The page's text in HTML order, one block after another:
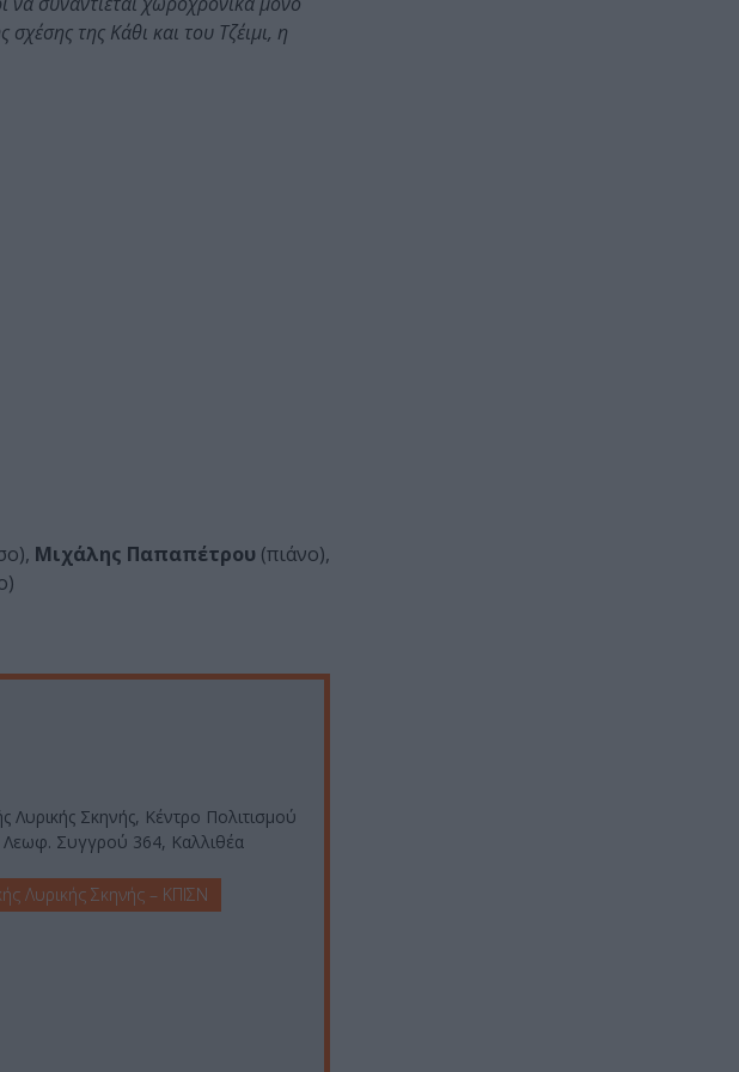
της Κάθι και του Τζέιμι, η
Μιχάλης Παπαπέτρου (πιάνο),
Λυρικής Σκηνής, Κέντρο Πολιτισμού
Συγγρού 364, Καλλιθέα
Λυρικής Σκηνής – ΚΠΙΣΝ